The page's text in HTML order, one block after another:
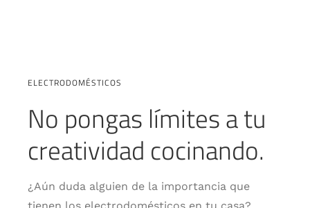
ELECTRODOMÉSTICOS
No pongas límites a tu
creatividad cocinando.
¿Aún duda alguien de la importancia que